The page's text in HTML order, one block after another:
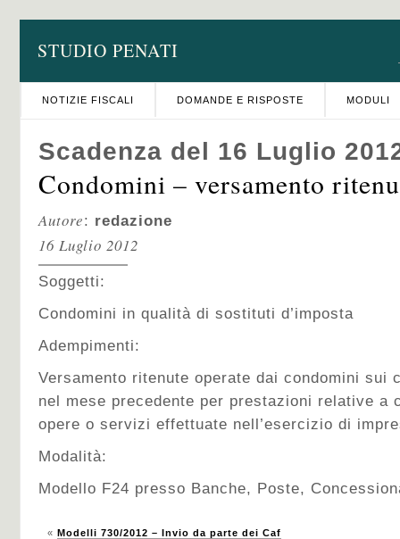
STUDIO PENATI
NOTIZIE FISCALI DOMANDE E RISPOSTE MODULI
Scadenza del 16 Luglio
Condomini – versamento
Autore: redazione
16 Luglio 2012
Soggetti:
Condomini in qualità di sostituti d’imposta
Adempimenti:
Versamento ritenute operate dai condomini
nel mese precedente per prestazioni relative a
opere o servizi effettuate nell’esercizio di
Modalità:
Modello F24 presso Banche, Poste,
« Modelli 730/2012 – Invio da parte dei Caf